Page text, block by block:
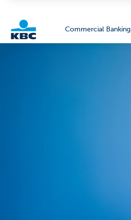
Commercial Banking